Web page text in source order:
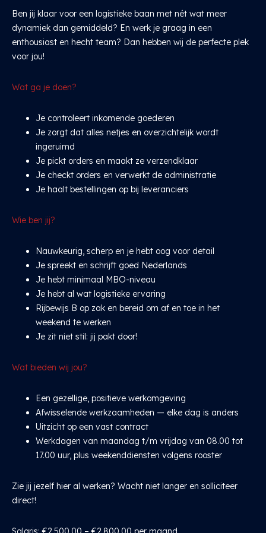
Ben jij klaar voor een logistieke baan met nét wat meer
dynamiek dan gemiddeld? En werk je graag in een
enthousiast en hecht team? Dan hebben wij de perfecte plek
voor jou!
Wat ga je doen?
Je controleert inkomende goederen
Je zorgt dat alles netjes en overzichtelijk wordt
ingeruimd
Je pickt orders en maakt ze verzendklaar
Je checkt orders en verwerkt de administratie
Je haalt bestellingen op bij leveranciers
Wie ben jij?
Nauwkeurig, scherp en je hebt oog voor detail
Je spreekt en schrijft goed Nederlands
Je hebt minimaal MBO-niveau
Je hebt al wat logistieke ervaring
Rijbewijs B op zak en bereid om af en toe in het
weekend te werken
Je zit niet stil: jij pakt door!
Wat bieden wij jou?
Een gezellige, positieve werkomgeving
Afwisselende werkzaamheden — elke dag is anders
Uitzicht op een vast contract
Werkdagen van maandag t/m vrijdag van 08.00 tot
17.00 uur, plus weekenddiensten volgens rooster
Zie jij jezelf hier al werken? Wacht niet langer en solliciteer
direct!